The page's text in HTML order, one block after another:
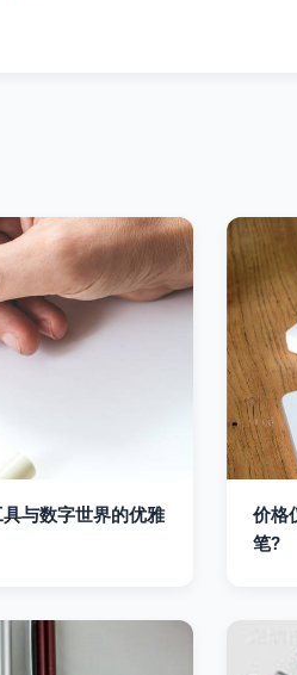
与数字世界的优雅
价格
笔?